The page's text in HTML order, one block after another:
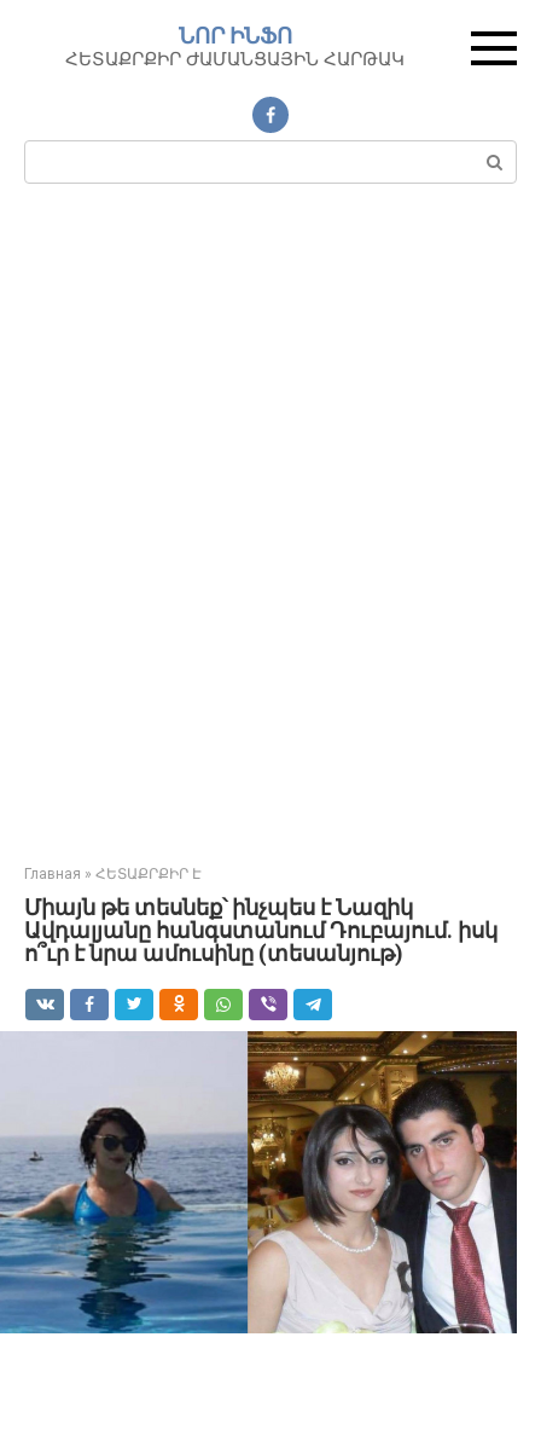
контенту
ՆՈՐ ԻՆՖՈ
ՀԵՏԱՔՐՔԻՐ ԺԱՄԱՆՑԱՅԻՆ ՀԱՐԹԱԿ
Поиск:
Главная » ՀԵՏԱՔՐՔԻՐ Է
Միայն թե տեսնեք՝ ինչպես է Նազիկ
Ավդալյանը հանգստանում Դուբայում. իսկ
ո՞ւր է նրա ամուսինը (տեսանյութ)